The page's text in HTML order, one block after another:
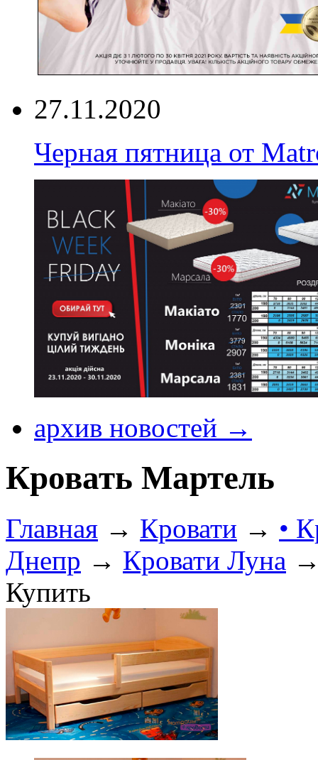
27.11.2020
Черная пятница от
архив новостей →
Кровать Мартель
Главная → Кровати → •
Днепр → Кровати Луна
Купить